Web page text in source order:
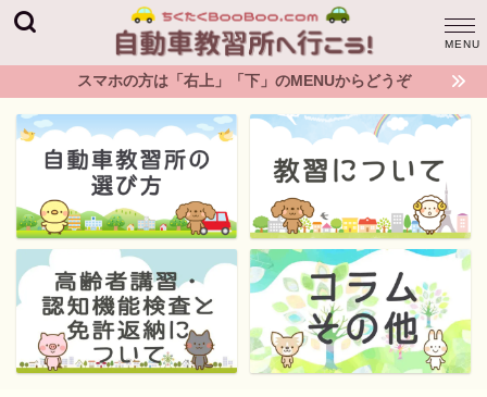
スマホの方は「右上」「下」のMENUからどうぞ